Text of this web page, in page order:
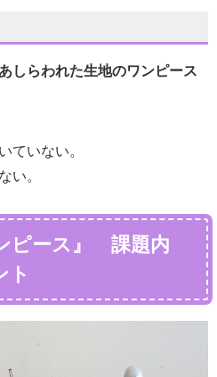
しらわれた生地のワンピース
ていない。
い。
ピース』 課題内
ト